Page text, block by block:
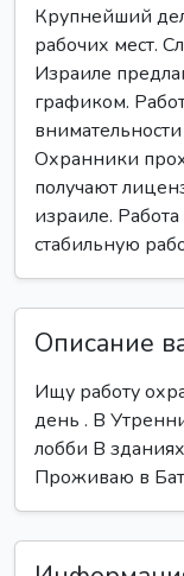
Крупнейший
рабочих мест.
Израиле
графиком.
внимательности
Охранники
получают
израиле.
стабильную
Описание
Ищу работу
день . В
лобби В
Проживаю в